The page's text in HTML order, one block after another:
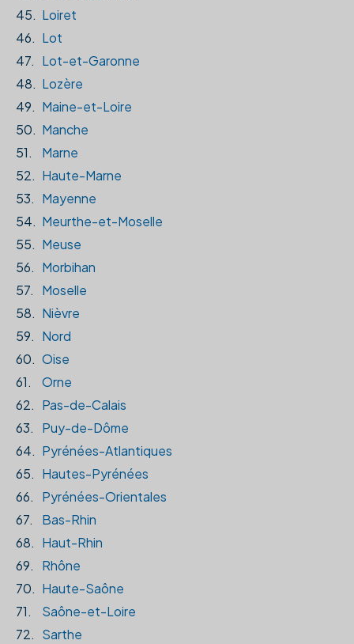
45. Loiret
46. Lot
47. Lot-et-Garonne
48. Lozère
49. Maine-et-Loire
50. Manche
51.
Marne
52. Haute-Marne
53. Mayenne
54. Meurthe-et-Moselle
55. Meuse
56. Morbihan
57.
Moselle
58. Nièvre
59. Nord
60. Oise
61.
Orne
62. Pas-de-Calais
63.
Puy-de-Dôme
64. Pyrénées-Atlantiques
65. Hautes-Pyrénées
66.
Pyrénées-Orientales
67.
Bas-Rhin
68. Haut-Rhin
69.
Rhône
70. Haute-Saône
71.
Saône-et-Loire
72. Sarthe